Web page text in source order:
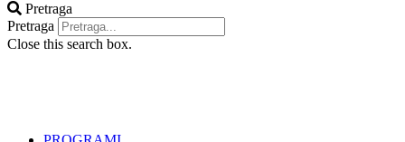
Pretraga
Pretraga
Close this search box.